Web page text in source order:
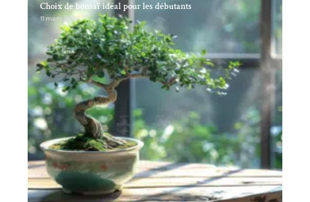
Choix de bonsaï idéal pour les débutants
11 mars 2026